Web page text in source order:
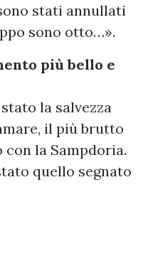
stati annullati
sono otto…».
più bello e
la salvezza
il più brutto
la Sampdoria.
quello segnato